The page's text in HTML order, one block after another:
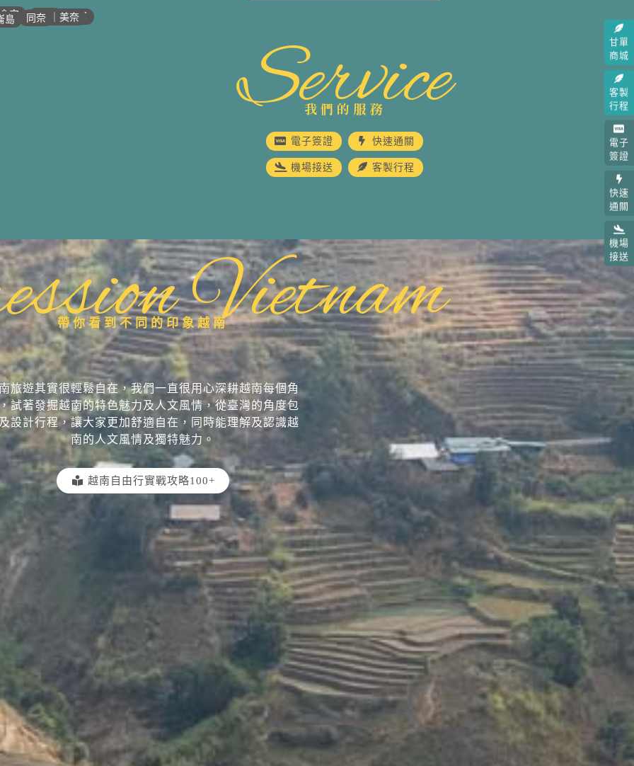
甘單
商城
客製
行程
電子
簽證
快速
通關
機場
接送
會安
• 歸仁
• 芽莊｜潘郎
• 潘切｜美奈
同奈
島
Service
我們的服務
電子簽證 快速通關
機場接送 客製行程
Vietnam
帶你看到不同的印象越南
旅遊其實很輕鬆自在，我們一直很用心深耕越南每個角
試著發掘越南的特色魅力及人文風情，從臺灣的角度包
設計行程，讓大家更加舒適自在，同時能理解及認識越
南的人文風情及獨特魅力。
越南自由行實戰攻略100+